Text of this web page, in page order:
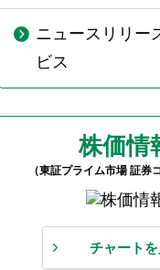
ニュースリリー
ビス
株価情
（東証プライム市場 証券
チャート